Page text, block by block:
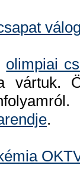
olimpiai
vártuk.
.